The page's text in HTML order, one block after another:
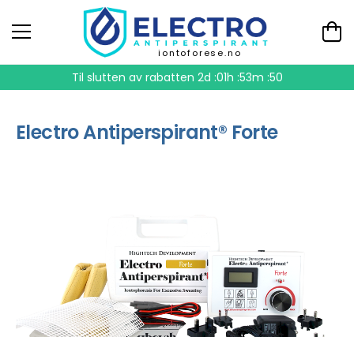
iontoforese.no
Til slutten av rabatten 2d :01h :53m :49
Electro Antiperspirant® Forte